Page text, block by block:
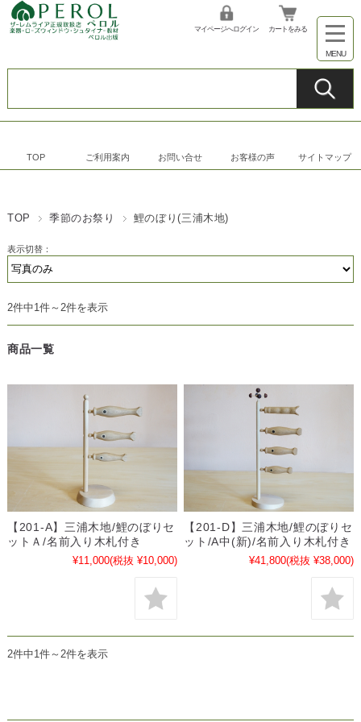
マイページへログイン カートをみる
TOP ご利用案内 お問い合せ お客様の声 サイトマップ
TOP 季節のお祭り 鯉のぼり(三浦木地)
表示切替：
2件中1件～2件を表示
商品一覧
【201-A】三浦木地/鯉のぼりセ
ットＡ/名前入り木札付き
¥11,000(税抜 ¥10,000)
【201-D】三浦木地/鯉のぼりセ
ット/A中(新)/名前入り木札付き
¥41,800(税抜 ¥38,000)
2件中1件～2件を表示